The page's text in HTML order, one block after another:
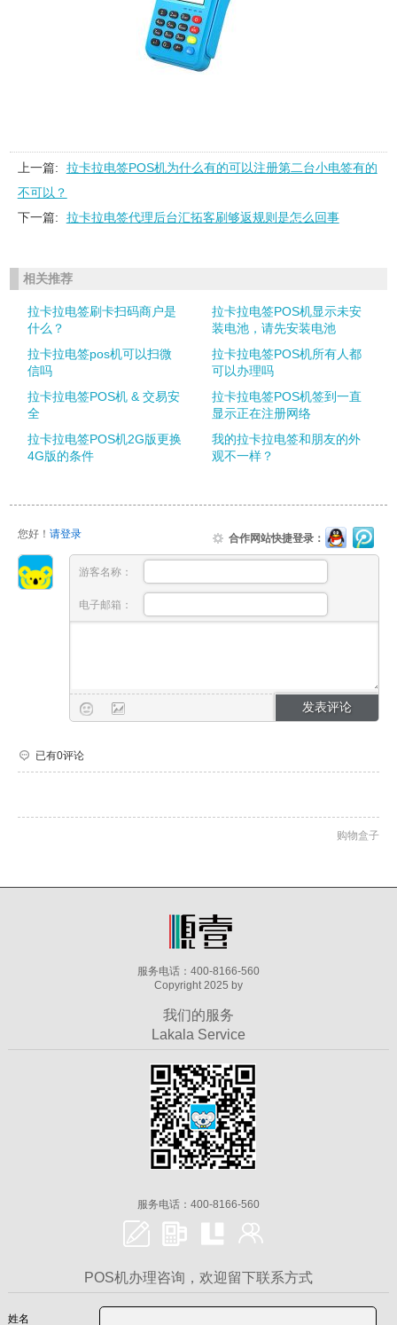
上一篇:
拉卡拉电签POS机为什么有的可以注册第二台小电签有的
不可以？
下一篇:
拉卡拉电签代理后台汇拓客刷够返规则是怎么回事
相关推荐
拉卡拉电签刷卡扫码商户是
什么？
拉卡拉电签POS机显示未安
装电池，请先安装电池
拉卡拉电签pos机可以扫微
信吗
拉卡拉电签POS机所有人都
可以办理吗
拉卡拉电签POS机 & 交易安
全
拉卡拉电签POS机签到一直
显示正在注册网络
拉卡拉电签POS机2G版更换
4G版的条件
我的拉卡拉电签和朋友的外
观不一样？
您好！ 请登录 合作网站快捷登录：
游客名称：
电子邮箱：
已有0评论
购物盒子
服务电话：400-8166-560
Copyright 2025 by
我们的服务
Lakala Service
服务电话：400-8166-560
POS机办理咨询，欢迎留下联系方式
姓名